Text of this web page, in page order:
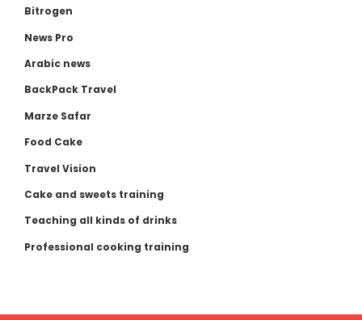
Bitrogen
News Pro
Arabic news
BackPack Travel
Marze Safar
Food Cake
Travel Vision
Cake and sweets training
Teaching all kinds of drinks
Professional cooking training